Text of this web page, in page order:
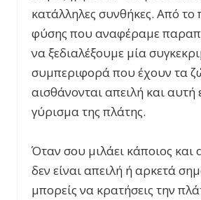
κατάλληλες συνθήκες. Από το
φύσης που αναφέραμε
να ξεδιαλέξουμε μία
συμπεριφορά που έχουν τα
αισθάνονται απειλή και αυτή
γύρισμα της πλάτης.
Όταν σου μιλάει κάποιος και
δεν είναι απειλή ή αρκετά
μπορείς να κρατήσεις την